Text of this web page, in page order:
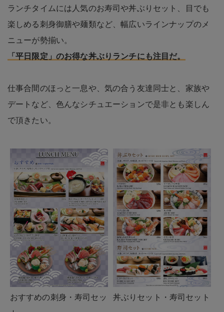
ランチタイムには人気のお寿司や丼ぶりセット、目でも
楽しめる刺身御膳や麺類など、幅広いラインナップのメ
ニューが勢揃い。
「平日限定」のお得な丼ぶりランチにも注目だ。
仕事合間のほっと一息や、気の合う友達同士と、家族や
デートなど、色んなシチュエーションで是非とも楽しん
で頂きたい。
おすすめの刺身・寿司セッ
丼ぶりセット・寿司セット